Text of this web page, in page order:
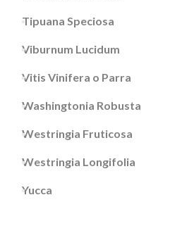
Tipuana Speciosa
Viburnum Lucidum
Vitis Vinifera o Parra
Washingtonia Robusta
Westringia Fruticosa
Westringia Longifolia
Yucca